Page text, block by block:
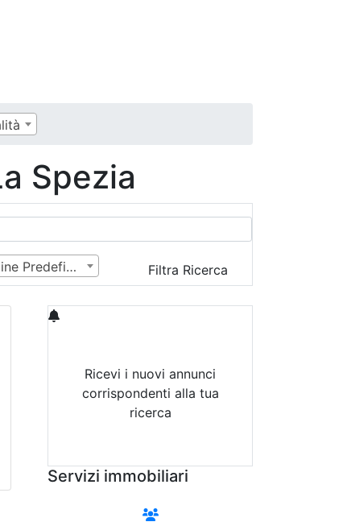
Spezia
Ordine Predefinito Filtra Ricerca
Ricevi i nuovi annunci
corrispondenti alla tua
ricerca
Servizi immobiliari